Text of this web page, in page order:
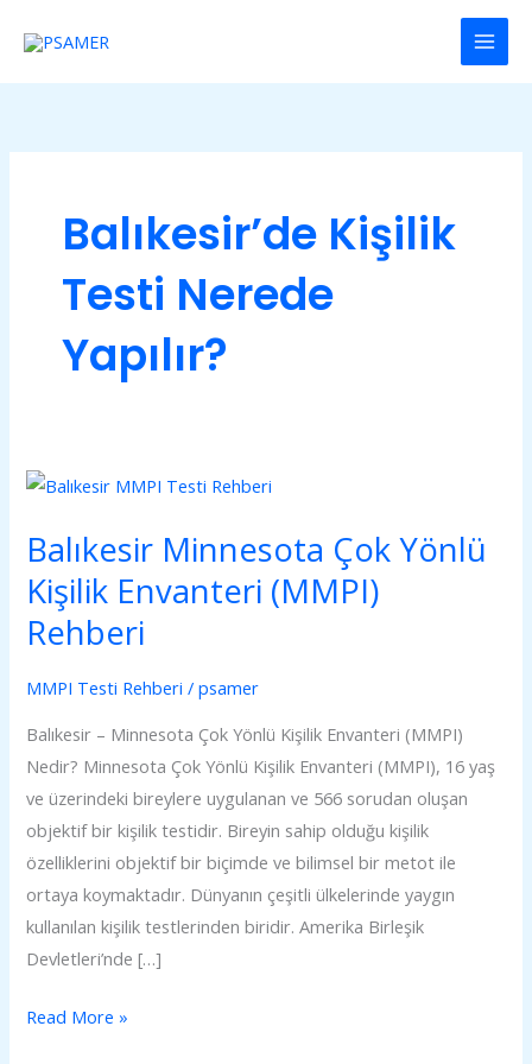
atla
Main
Balıkesir’de Kişilik
Testi Nerede
Yapılır?
Balıkesir Minnesota Çok Yönlü
Kişilik Envanteri (MMPI)
Rehberi
MMPI Testi Rehberi /psamer
Balıkesir – Minnesota Çok Yönlü Kişilik Envanteri (MMPI)
Nedir? Minnesota Çok Yönlü Kişilik Envanteri (MMPI), 16 yaş
ve üzerindeki bireylere uygulanan ve 566 sorudan oluşan
objektif bir kişilik testidir. Bireyin sahip olduğu kişilik
özelliklerini objektif bir biçimde ve bilimsel bir metot ile
ortaya koymaktadır. Dünyanın çeşitli ülkelerinde yaygın
kullanılan kişilik testlerinden biridir. Amerika Birleşik
Devletleri’nde […]
Balıkesir
Çok
Yönlü
Kişilik
Envanteri
Read More »